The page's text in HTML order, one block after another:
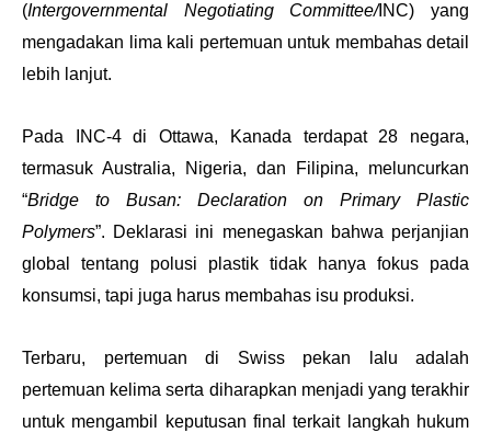
(Intergovernmental Negotiating Committee/INC) yang
mengadakan lima kali pertemuan untuk membahas detail
lebih lanjut.
Pada INC-4 di Ottawa, Kanada terdapat 28 negara,
termasuk Australia, Nigeria, dan Filipina, meluncurkan
“Bridge to Busan: Declaration on Primary Plastic
Polymers”. Deklarasi ini menegaskan bahwa perjanjian
global tentang polusi plastik tidak hanya fokus pada
konsumsi, tapi juga harus membahas isu produksi.
Terbaru, pertemuan di Swiss pekan lalu adalah
pertemuan kelima serta diharapkan menjadi yang terakhir
untuk mengambil keputusan final terkait langkah hukum